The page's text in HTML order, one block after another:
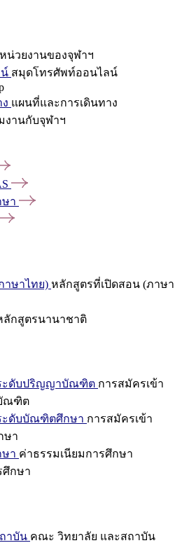
หน่วยงานของจุฬาฯ
สมุดโทรศัพท์ออนไลน์
แผนที่และการเดินทาง
งานกับจุฬาฯ
ษา
าษาไทย) หลักสูตรที่เปิดสอน (ภาษา
ลักสูตรนานาชาติ
ะดับปริญญาบัณฑิต การสมัครเข้า
ณฑิต
ะดับบัณฑิตศึกษา การสมัครเข้า
ษา
ษา ค่าธรรมเนียมการศึกษา
ศึกษา
าบัน คณะ วิทยาลัย และสถาบัน